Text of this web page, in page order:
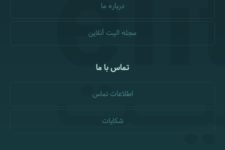
درباره ما
مجله الیت آنلاین
تماس با ما
اطلاعات تماس
شکایات